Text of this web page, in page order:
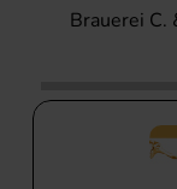
Brauerei C.